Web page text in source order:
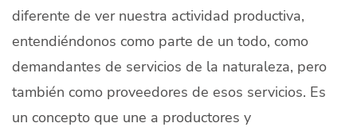
diferente de ver nuestra actividad productiva,
entendiéndonos como parte de un todo, como
demandantes de servicios de la naturaleza, pero
también como proveedores de esos servicios. Es
un concepto que une a productores y